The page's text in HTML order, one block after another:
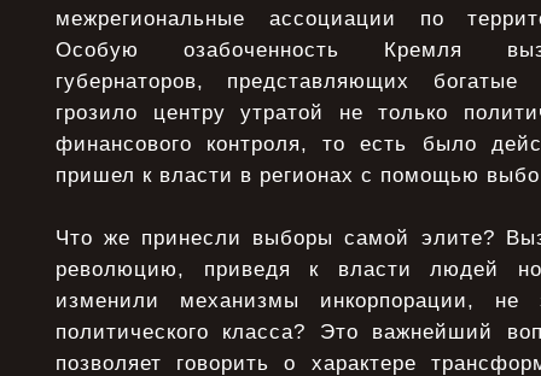
межрегиональные ассоциации по
Особую озабоченность Кремля
губернаторов, представляющих
грозило центру утратой не только
финансового контроля, то есть было
пришел к власти в регионах с помощью
Что же принесли выборы самой элите?
революцию, приведя к власти людей
изменили механизмы инкорпорации, не
политического класса? Это важнейший
позволяет говорить о характере